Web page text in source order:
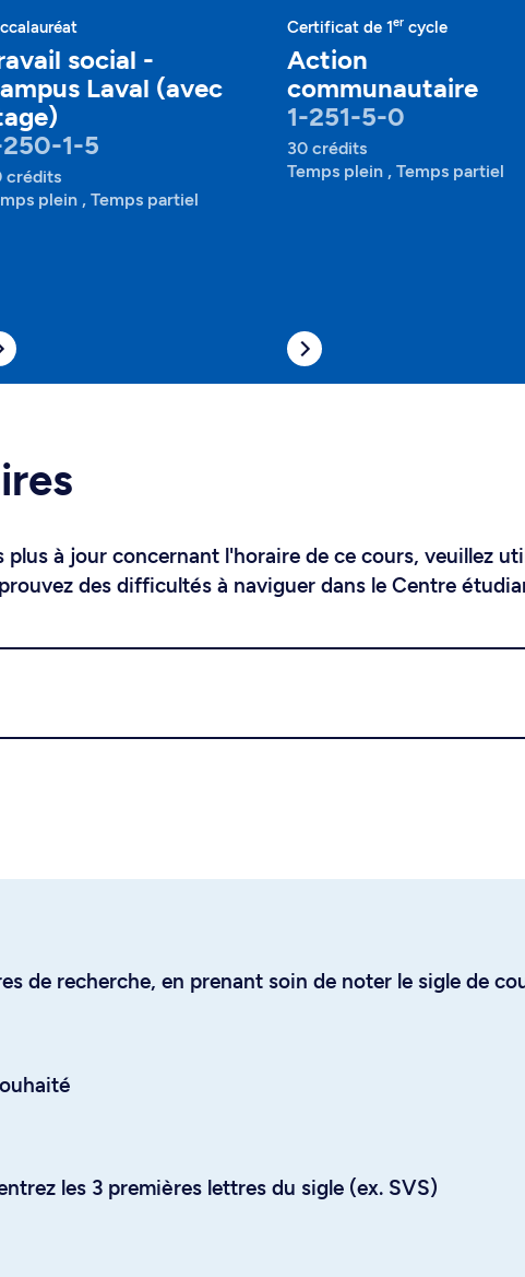
social -
Laval (avec
250-1-5
crédits
plein , Temps partiel
Certificat de 1er cycle
Action
communautaire
1-251-5-0
30 crédits
Temps plein , Temps partiel
plus à jour concernant l'horaire de ce cours, veuillez
des difficultés à naviguer dans le Centre
de recherche, en prenant soin de noter le sigle de
les 3 premières lettres du sigle (ex. SVS)